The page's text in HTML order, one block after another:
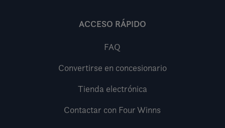
ACCESO RÁPIDO
FAQ
Convertirse en concesionario
Tienda electrónica
Contactar con Four Winns